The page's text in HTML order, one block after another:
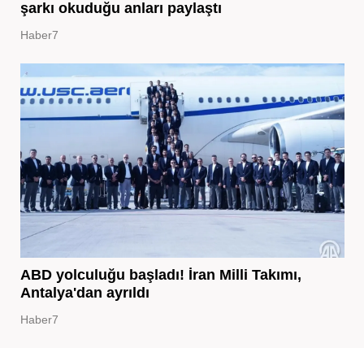
şarkı okuduğu anları paylaştı
Haber7
ABD yolculuğu başladı! İran Milli Takımı,
Antalya'dan ayrıldı
Haber7